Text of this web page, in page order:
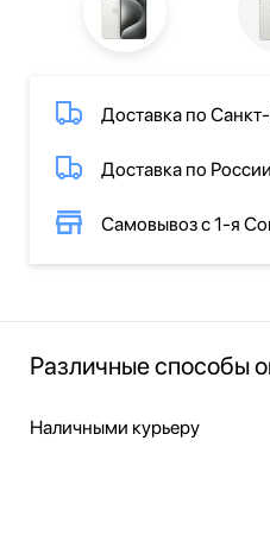
Доставка по
Доставка по
Самовывоз с 1-я
Различные способы
Наличными курьеру